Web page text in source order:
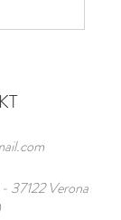
37122Verona